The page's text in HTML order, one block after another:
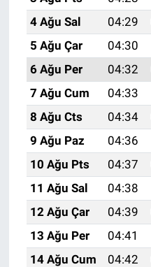
4 Ağu Sal
04:29
5 Ağu Çar
04:30
6 Ağu Per
04:32
7 Ağu Cum
04:33
8 Ağu Cts
04:34
9 Ağu Paz
04:36
10 Ağu Pts
04:37
11 Ağu Sal
04:38
12 Ağu Çar
04:39
13 Ağu Per
04:41
14 Ağu Cum
04:42